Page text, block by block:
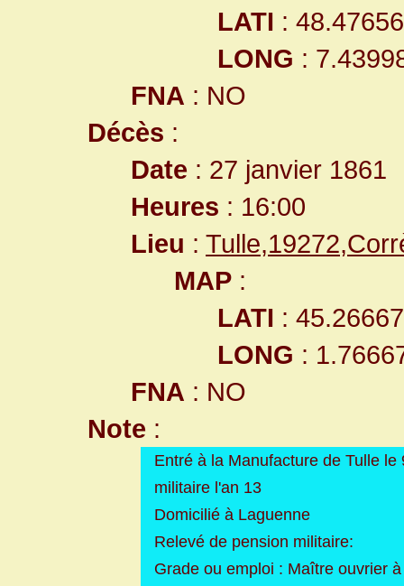
LATI :
LONG :
FNA : NO
Décès :
Date : 27 janvier 1861
Heures : 16:00
Lieu :
MAP :
LATI :
LONG :
FNA : NO
Note :
Entré à la Manufacture de Tulle
militaire l'an 13
Domicilié à Laguenne
Relevé de pension militaire:
Grade ou emploi : Maître ouvrier